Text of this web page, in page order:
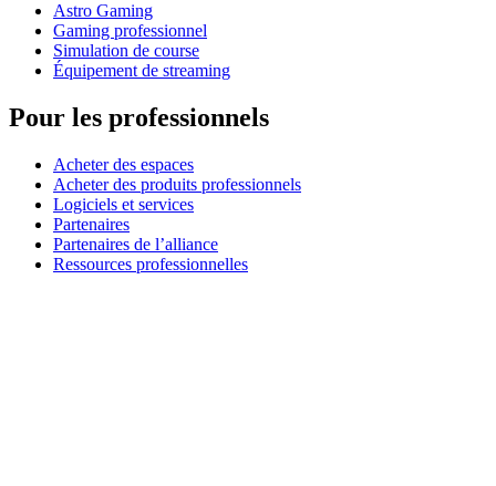
Astro Gaming
Gaming professionnel
Simulation de course
Équipement de streaming
Pour les professionnels
Acheter des espaces
Acheter des produits professionnels
Logiciels et services
Partenaires
Partenaires de l’alliance
Ressources professionnelles